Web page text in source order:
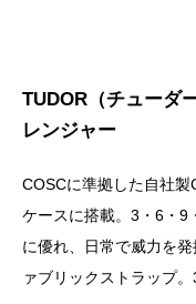
TUDOR（チューダー
レンジャー
COSCに準拠した自社
ケースに搭載。3・6・9
に優れ、日常で威力を
ァブリックストラップ。